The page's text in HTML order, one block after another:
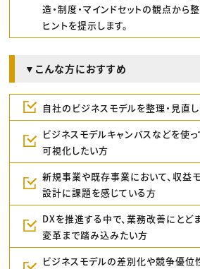
造・制度・マインドセットの観点から
ヒントを提示します。
▼こんな方におすすめ
自社のビジネスモデルを整理・見直
ビジネスモデルキャンバスなどを使
可視化したい方
新規事業や既存事業において、収益モ
設計に課題を感じている方
DXを推進する中で、業務改善にとど
変革まで踏み込みたい方
ビジネスモデルの差別化や競争優位